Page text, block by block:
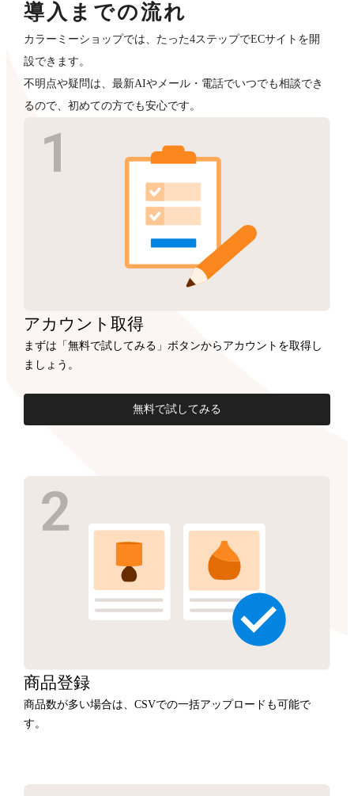
導入までの流れ
カラーミーショップでは、たった4ステップでECサイトを開
設できます。
不明点や疑問は、最新AIやメール・電話でいつでも相談でき
るので、初めての方でも安心です。
アカウント取得
まずは「無料で試してみる」ボタンからアカウントを取得し
ましょう。
無料で試してみる
商品登録
商品数が多い場合は、CSVでの一括アップロードも可能で
す。